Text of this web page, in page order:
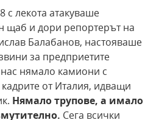
с лекота атакуваше
щаб и дори репортерът на
Балабанов, настояваше
за предприетите
нямало камиони с
от Италия, идващи
Нямало трупове, а имало
Сега всички